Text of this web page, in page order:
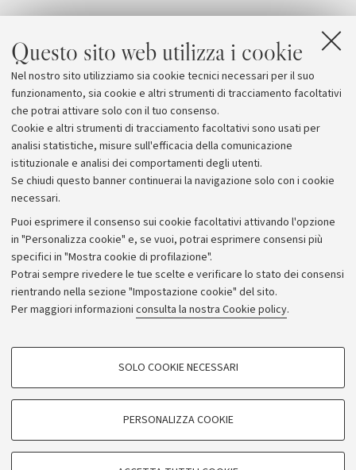
Questo sito web utilizza i cookie
Nel nostro sito utilizziamo sia cookie tecnici necessari per il suo
funzionamento, sia cookie e altri strumenti di tracciamento facoltativi
che potrai attivare solo con il tuo consenso.
Cookie e altri strumenti di tracciamento facoltativi sono usati per
analisi statistiche, misure sull'efficacia della comunicazione
istituzionale e analisi dei comportamenti degli utenti.
Se chiudi questo banner continuerai la navigazione solo con i cookie
necessari.
Puoi esprimere il consenso sui cookie facoltativi attivando l'opzione
in "Personalizza cookie" e, se vuoi, potrai esprimere consensi più
specifici in "Mostra cookie di profilazione".
Potrai sempre rivedere le tue scelte e verificare lo stato dei consensi
rientrando nella sezione "Impostazione cookie" del sito.
Per maggiori informazioni consulta la nostra Cookie policy.
COOKIE DI PROFILAZIONE - FACOLTATIVI
SOLO COOKIE NECESSARI
PERSONALIZZA COOKIE
Archivio
Comunicati stampa
Redazione
Rassegna stampa
© Copyright 2026 - ALMA MATER STUDIORUM - Università di
Bologna - Via Zamboni, 33 - 40126 Bologna - PI: 01131710376 -
CF: 80007010376